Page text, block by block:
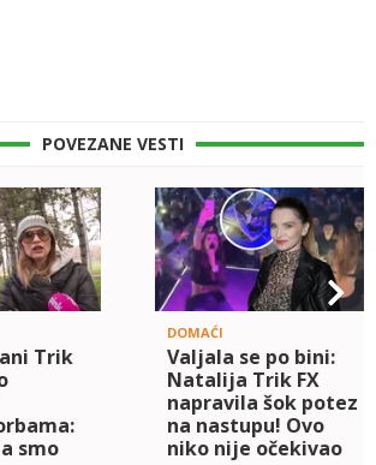
POVEZANE VESTI
Trik
smo
DOMAĆI
Valjala se po bini:
Natalija Trik FX
napravila šok potez
na nastupu! Ovo
niko nije očekivao